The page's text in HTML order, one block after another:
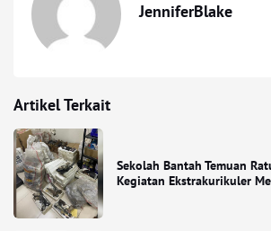
JenniferBlake
Artikel Terkait
Sekolah Bantah Temuan
Kegiatan Ekstrakurikuler